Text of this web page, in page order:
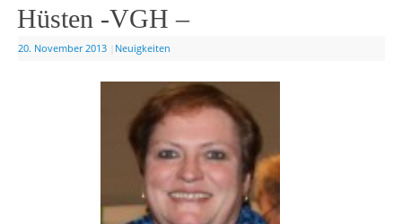
Hüsten -VGH –
20. November 2013 Neuigkeiten